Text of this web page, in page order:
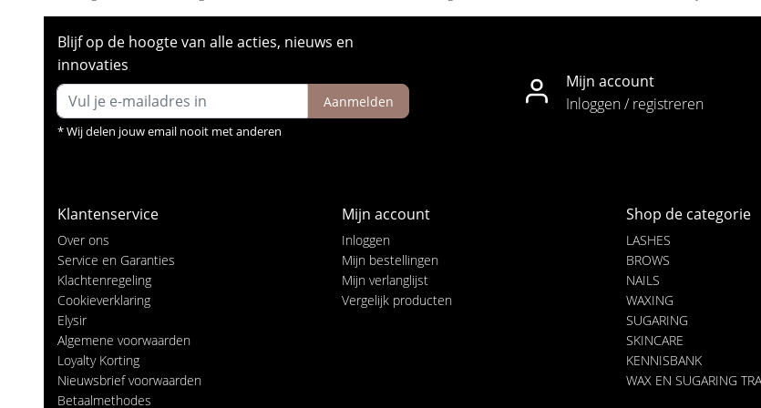
Blijf op de hoogte van alle acties, nieuws en
innovaties
Aanmelden
* Wij delen jouw email nooit met anderen
Mijn account
Inloggen / registreren
Klantenservice
Over ons
Service en Garanties
Klachtenregeling
Cookieverklaring
Elysir
Algemene voorwaarden
Loyalty Korting
Nieuwsbrief voorwaarden
Betaalmethodes
Mijn account
Inloggen
Mijn bestellingen
Mijn verlanglijst
Vergelijk producten
Shop de categorie
LASHES
BROWS
NAILS
WAXING
SUGARING
SKINCARE
KENNISBANK
WAX EN SUGARING